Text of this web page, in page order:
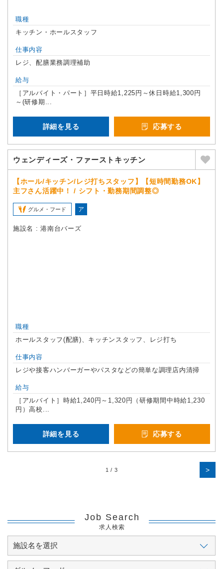
職種
キッチン・ホールスタッフ
仕事内容
レジ、配膳業務調理補助
給与
［アルバイト・パート］平日時給1,225円～休日時給1,300円
～(研修期...
詳細を見る 応募する
ウェンディーズ・ファーストキッチン
【ホール/キッチン/レジ打ちスタッフ】【短時間勤務OK】
主フさん活躍中！ / シフト・勤務期間調整◎
グルメ・フード ア
施設名 : 港南台バーズ
職種
ホールスタッフ(配膳)、キッチンスタッフ、レジ打ち
仕事内容
レジや接客ハンバーガーやパスタなどの簡単な調理店内清掃
給与
［アルバイト］時給1,240円～1,320円（研修期間中時給1,230
円）高校...
詳細を見る 応募する
1 / 3 >
Job Search
求人検索